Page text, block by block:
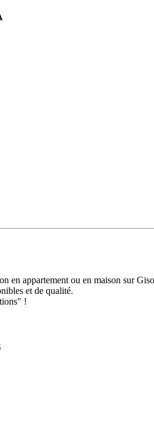
en appartement ou en maison sur
et de qualité.
!